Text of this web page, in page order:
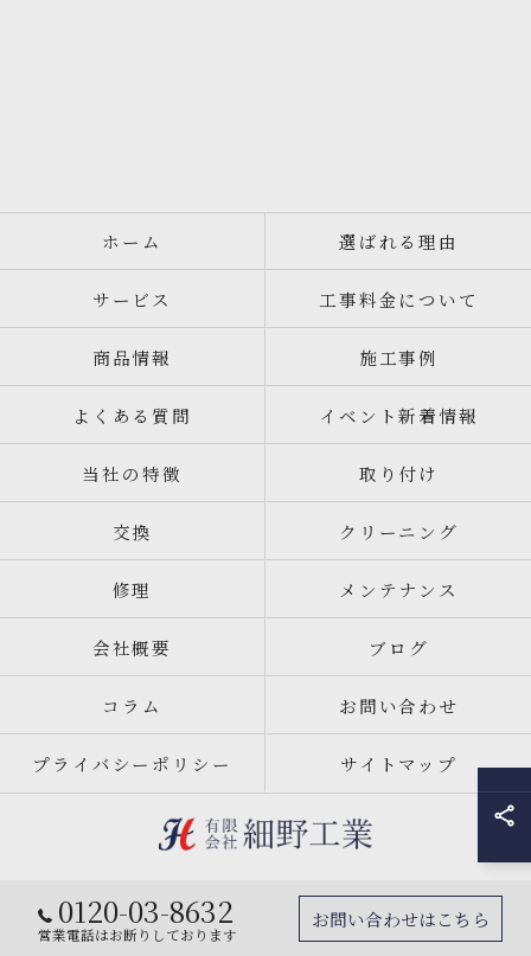
0120-03-8632
営業電話はお断りしております
お問い合わせはこちら
ホーム 選ばれる理由
サービス 工事料金について
商品情報 施工事例
よくある質問 イベント新着情報
当社の特徴 取り付け
交換 クリーニング
修理 メンテナンス
会社概要 ブログ
コラム お問い合わせ
プライバシーポリシー サイトマップ
© 2026 宮城県仙台市のエアコン工事なら有限会社細野工業 ALL RIGHTS
RESERVED.